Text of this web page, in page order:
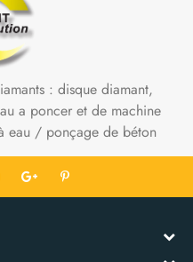
: disque diamant,
a poncer et de machine
eau / ponçage de béton